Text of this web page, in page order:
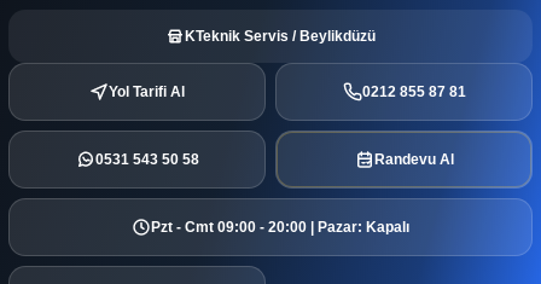
KTeknik Servis / Beylikdüzü
Yol Tarifi Al 0212 855 87 81
0531 543 50 58 Randevu Al
Pzt - Cmt 09:00 - 20:00 | Pazar: Kapalı